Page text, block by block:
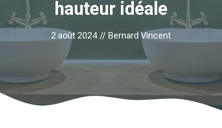
hauteur idéale
2 août 2024 // Bernard Vincent